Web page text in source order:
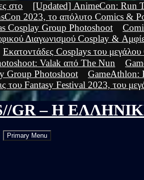
στο
[Updated] AnimeCon: Run
2023, το απόλυτο Comics &
Cosplay Group Photoshoot
Διαγωνισμού Cosplay &
Εκατοντάδες Cosplays του
Valak από The Nun
Group Photoshoot
GameAthlon:
του Fantasy Festival 2023, του
GR – Η
Primary Menu Skip
to